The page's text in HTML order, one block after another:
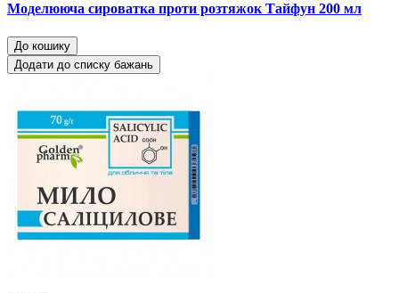
Моделююча сироватка проти розтяжок Тайфун 200 мл
До кошику
Додати до списку бажань